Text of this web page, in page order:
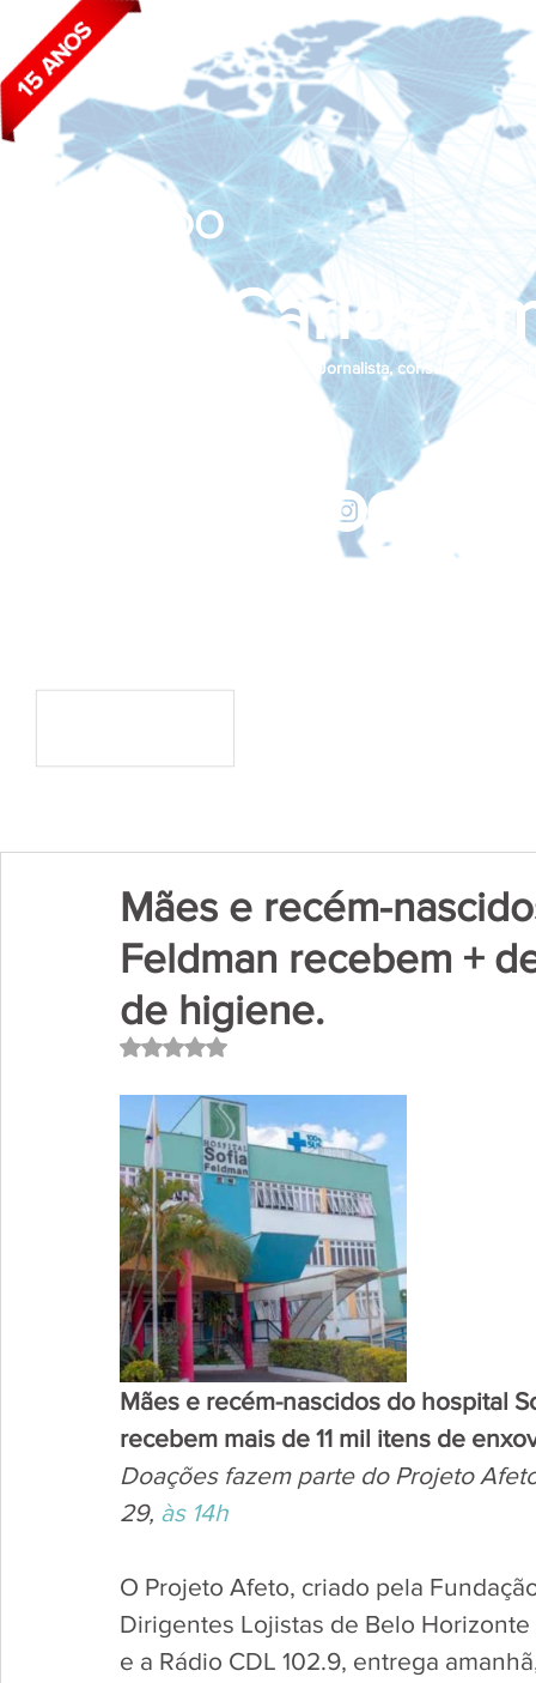
João Carlos
BLOG DO
Jornalista, consultor de
Mães e recém-
Feldman recebem +
de higiene.
Avaliado com NaN de 5 estrelas.
Mães e recém-nascidos do hospital
recebem mais de 11 mil itens de
Doações fazem parte do Projeto
29, às 14h
O Projeto Afeto, criado pela
Dirigentes Lojistas de Belo
e a Rádio CDL 102.9, entrega